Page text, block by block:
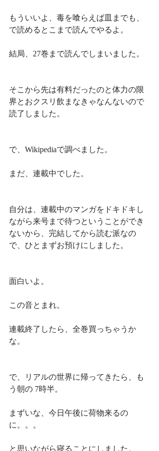
もういいよ、毒を喰らえば皿までも、
で読めるとこまで読んでやるよ。
結局、27巻まで読んでしまいました。
そこから先は有料だったのと体力の限
界とおクスリ飲まなきゃなんないので
読了しました。
で、Wikipediaで調べました。
まだ、連載中でした。
自分は、連載中のマンガをドキドキし
ながら来号まで待つということができ
ないから、完結してから読む派なの
で、ひとまずお預けにしました。
面白いよ。
この音とまれ。
連載終了したら、全巻買っちゃうか
な。
で、リアルの世界に帰ってきたら、も
う朝の 7時半。
まずいな、今日午後に荷物来るの
に。。。
と思いながら寝ることにしました。